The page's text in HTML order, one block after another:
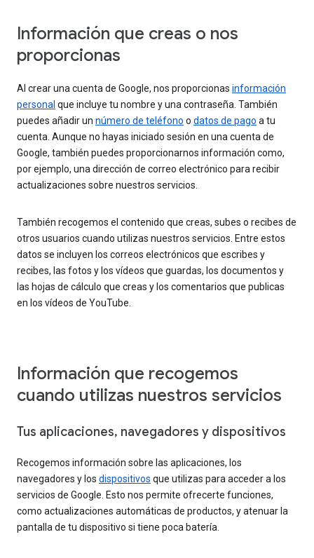
Información que creas o nos
proporcionas
Al crear una cuenta de Google, nos proporcionas información
personal que incluye tu nombre y una contraseña. También
puedes añadir un número de teléfono o datos de pago a tu
cuenta. Aunque no hayas iniciado sesión en una cuenta de
Google, también puedes proporcionarnos información como,
por ejemplo, una dirección de correo electrónico para recibir
actualizaciones sobre nuestros servicios.
También recogemos el contenido que creas, subes o recibes de
otros usuarios cuando utilizas nuestros servicios. Entre estos
datos se incluyen los correos electrónicos que escribes y
recibes, las fotos y los vídeos que guardas, los documentos y
las hojas de cálculo que creas y los comentarios que publicas
en los vídeos de YouTube.
Información que recogemos
cuando utilizas nuestros servicios
Tus aplicaciones, navegadores y dispositivos
Recogemos información sobre las aplicaciones, los
navegadores y los dispositivos que utilizas para acceder a los
servicios de Google. Esto nos permite ofrecerte funciones,
como actualizaciones automáticas de productos, y atenuar la
pantalla de tu dispositivo si tiene poca batería.